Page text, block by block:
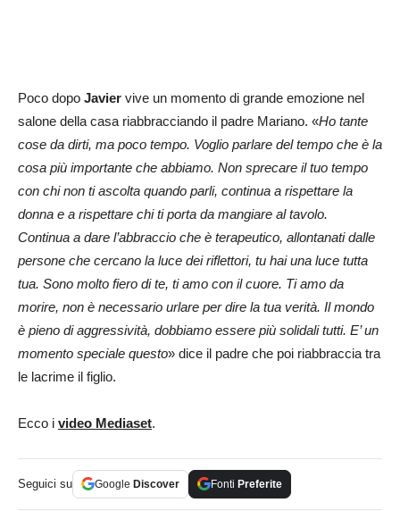
Poco dopo Javier vive un momento di grande emozione nel
salone della casa riabbracciando il padre Mariano. «Ho tante
cose da dirti, ma poco tempo. Voglio parlare del tempo che è la
cosa più importante che abbiamo. Non sprecare il tuo tempo
con chi non ti ascolta quando parli, continua a rispettare la
donna e a rispettare chi ti porta da mangiare al tavolo.
Continua a dare l’abbraccio che è terapeutico, allontanati dalle
persone che cercano la luce dei riflettori, tu hai una luce tutta
tua. Sono molto fiero di te, ti amo con il cuore. Ti amo da
morire, non è necessario urlare per dire la tua verità. Il mondo
è pieno di aggressività, dobbiamo essere più solidali tutti. E’ un
momento speciale questo» dice il padre che poi riabbraccia tra
le lacrime il figlio.
Ecco i video Mediaset.
Seguici su Google Discover Fonti Preferite